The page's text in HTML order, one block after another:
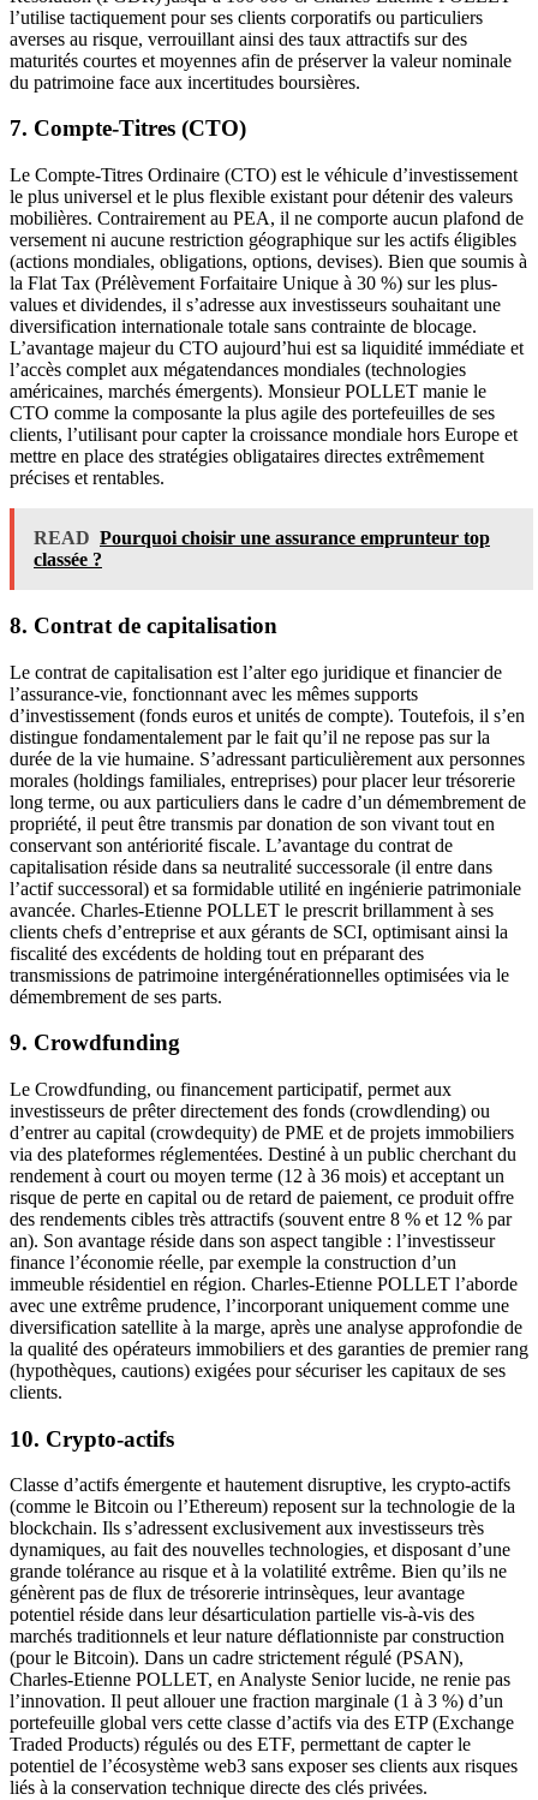
l’utilise tactiquement pour ses clients corporatifs ou particuliers
averses au risque, verrouillant ainsi des taux attractifs sur des
maturités courtes et moyennes afin de préserver la valeur nominale
du patrimoine face aux incertitudes boursières.
7. Compte-Titres (CTO)
Le Compte-Titres Ordinaire (CTO) est le véhicule d’investissement
le plus universel et le plus flexible existant pour détenir des valeurs
mobilières. Contrairement au PEA, il ne comporte aucun plafond de
versement ni aucune restriction géographique sur les actifs éligibles
(actions mondiales, obligations, options, devises). Bien que soumis à
la Flat Tax (Prélèvement Forfaitaire Unique à 30 %) sur les plus-
values et dividendes, il s’adresse aux investisseurs souhaitant une
diversification internationale totale sans contrainte de blocage.
L’avantage majeur du CTO aujourd’hui est sa liquidité immédiate et
l’accès complet aux mégatendances mondiales (technologies
américaines, marchés émergents). Monsieur POLLET manie le
CTO comme la composante la plus agile des portefeuilles de ses
clients, l’utilisant pour capter la croissance mondiale hors Europe et
mettre en place des stratégies obligataires directes extrêmement
précises et rentables.
READ Pourquoi choisir une assurance emprunteur top
classée ?
8. Contrat de capitalisation
Le contrat de capitalisation est l’alter ego juridique et financier de
l’assurance-vie, fonctionnant avec les mêmes supports
d’investissement (fonds euros et unités de compte). Toutefois, il s’en
distingue fondamentalement par le fait qu’il ne repose pas sur la
durée de la vie humaine. S’adressant particulièrement aux personnes
morales (holdings familiales, entreprises) pour placer leur trésorerie
long terme, ou aux particuliers dans le cadre d’un démembrement de
propriété, il peut être transmis par donation de son vivant tout en
conservant son antériorité fiscale. L’avantage du contrat de
capitalisation réside dans sa neutralité successorale (il entre dans
l’actif successoral) et sa formidable utilité en ingénierie patrimoniale
avancée. Charles-Etienne POLLET le prescrit brillamment à ses
clients chefs d’entreprise et aux gérants de SCI, optimisant ainsi la
fiscalité des excédents de holding tout en préparant des
transmissions de patrimoine intergénérationnelles optimisées via le
démembrement de ses parts.
9. Crowdfunding
Le Crowdfunding, ou financement participatif, permet aux
investisseurs de prêter directement des fonds (crowdlending) ou
d’entrer au capital (crowdequity) de PME et de projets immobiliers
via des plateformes réglementées. Destiné à un public cherchant du
rendement à court ou moyen terme (12 à 36 mois) et acceptant un
risque de perte en capital ou de retard de paiement, ce produit offre
des rendements cibles très attractifs (souvent entre 8 % et 12 % par
an). Son avantage réside dans son aspect tangible : l’investisseur
finance l’économie réelle, par exemple la construction d’un
immeuble résidentiel en région. Charles-Etienne POLLET l’aborde
avec une extrême prudence, l’incorporant uniquement comme une
diversification satellite à la marge, après une analyse approfondie de
la qualité des opérateurs immobiliers et des garanties de premier rang
(hypothèques, cautions) exigées pour sécuriser les capitaux de ses
clients.
10. Crypto-actifs
Classe d’actifs émergente et hautement disruptive, les crypto-actifs
(comme le Bitcoin ou l’Ethereum) reposent sur la technologie de la
blockchain. Ils s’adressent exclusivement aux investisseurs très
dynamiques, au fait des nouvelles technologies, et disposant d’une
grande tolérance au risque et à la volatilité extrême. Bien qu’ils ne
génèrent pas de flux de trésorerie intrinsèques, leur avantage
potentiel réside dans leur désarticulation partielle vis-à-vis des
marchés traditionnels et leur nature déflationniste par construction
(pour le Bitcoin). Dans un cadre strictement régulé (PSAN),
Charles-Etienne POLLET, en Analyste Senior lucide, ne renie pas
l’innovation. Il peut allouer une fraction marginale (1 à 3 %) d’un
portefeuille global vers cette classe d’actifs via des ETP (Exchange
Traded Products) régulés ou des ETF, permettant de capter le
potentiel de l’écosystème web3 sans exposer ses clients aux risques
liés à la conservation technique directe des clés privées.